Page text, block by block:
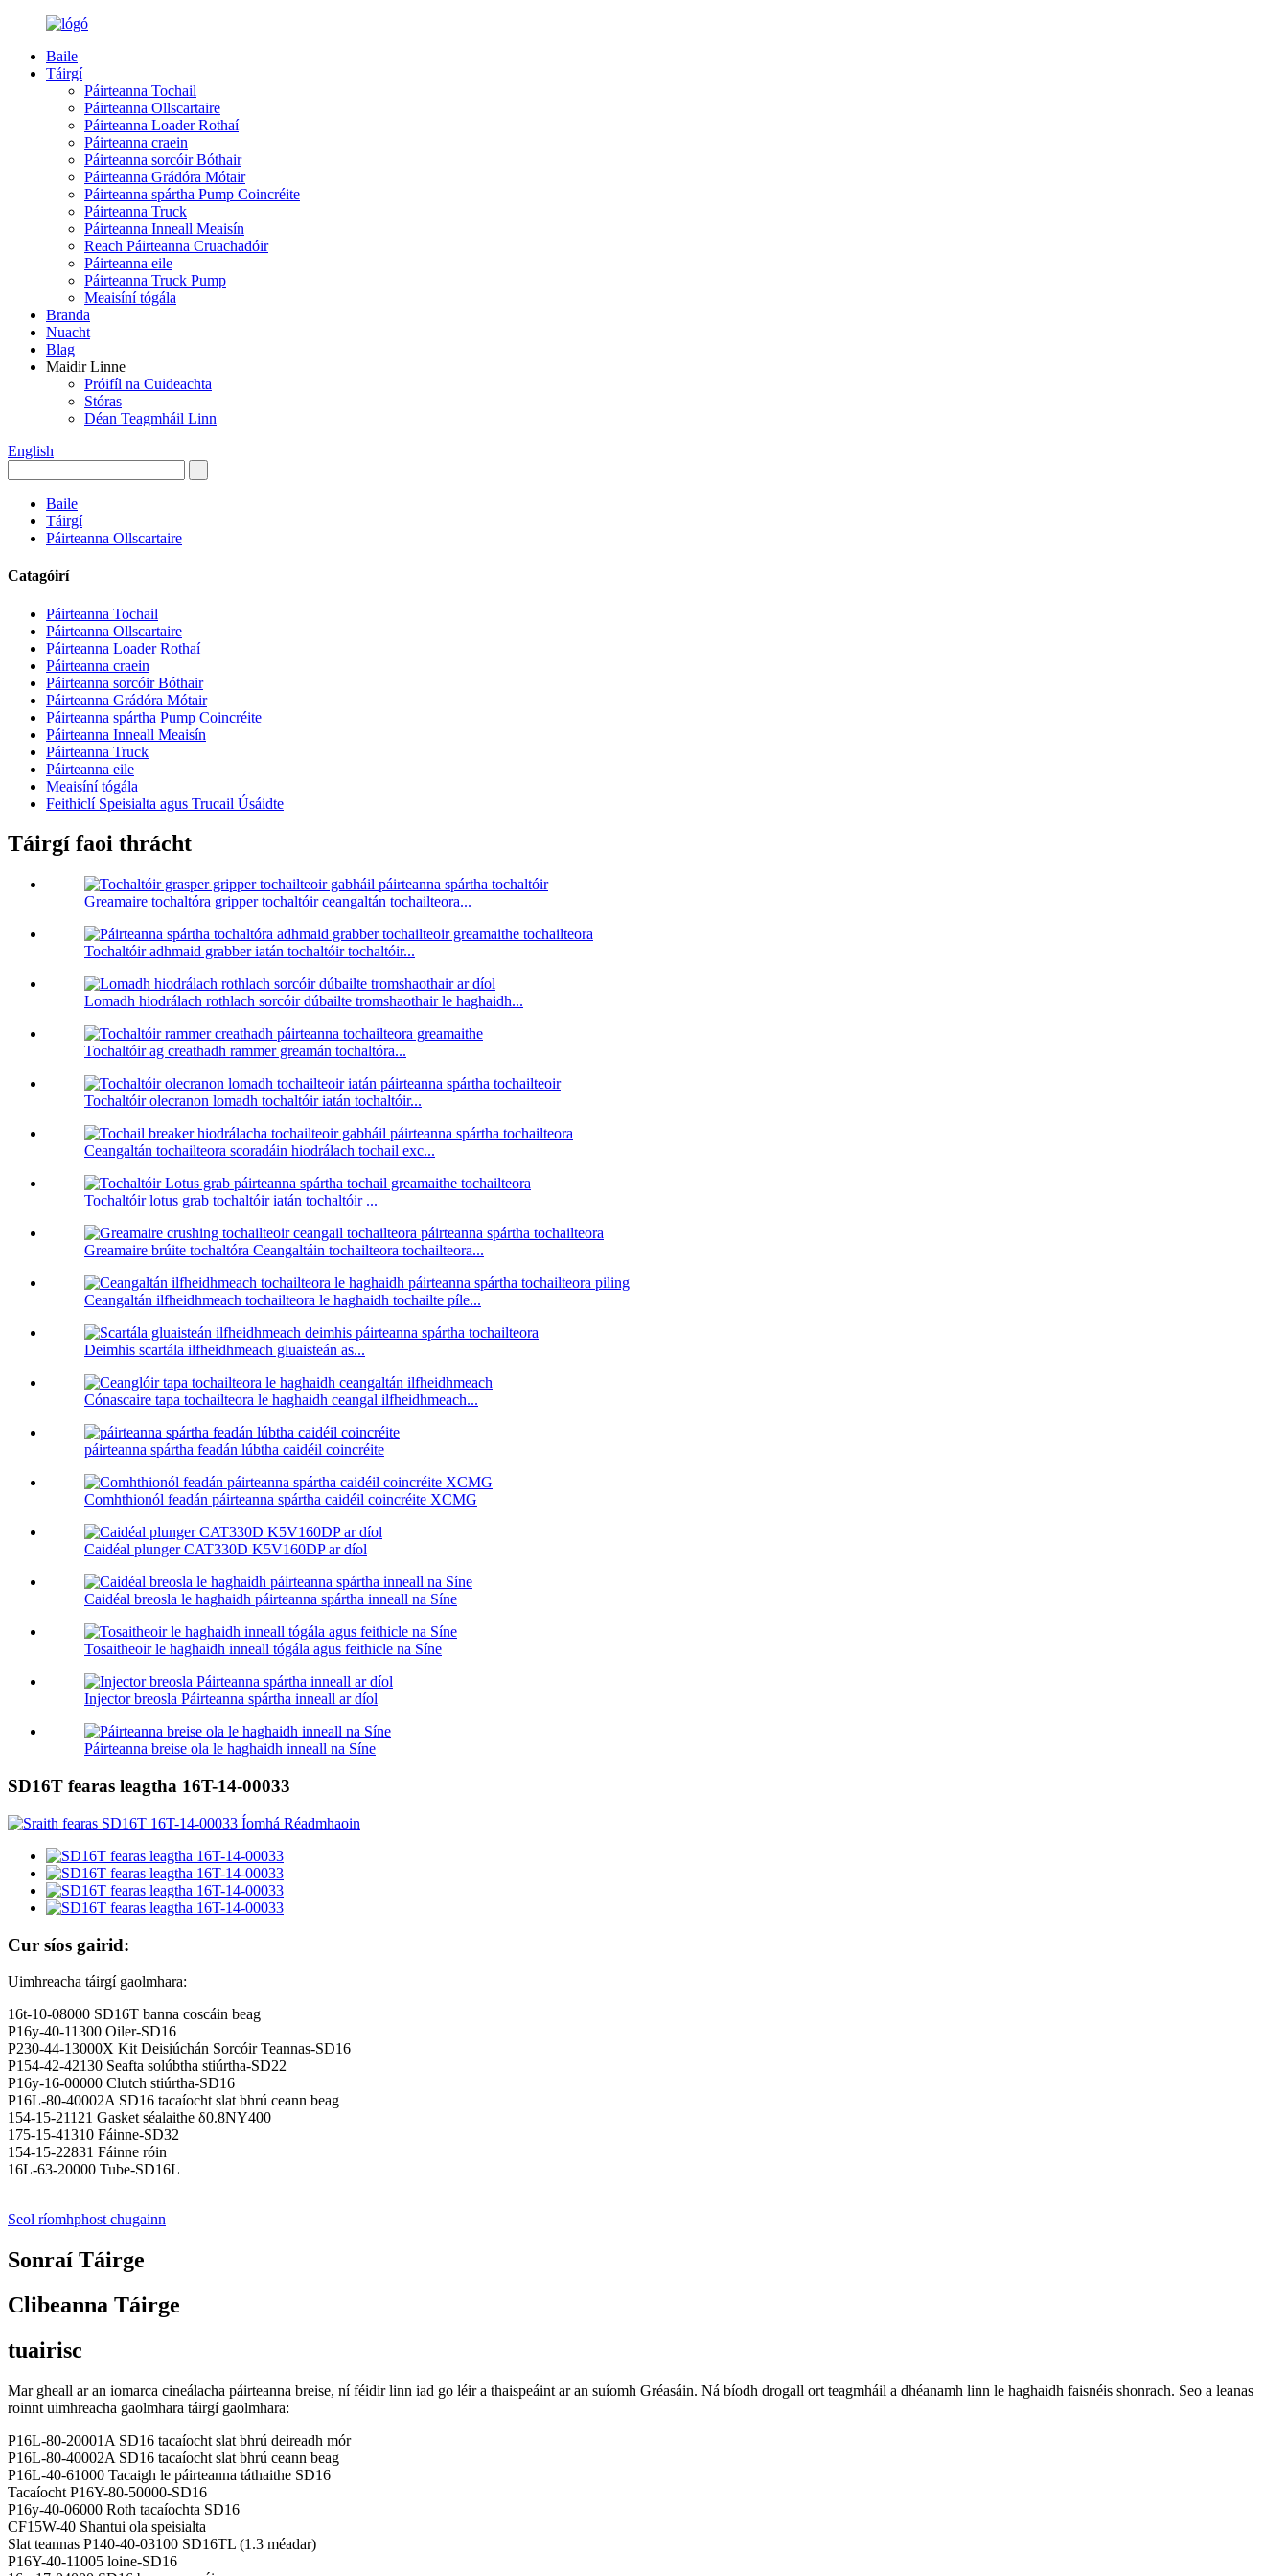
Baile
Táirgí
Páirteanna Tochail
Páirteanna Ollscartaire
Páirteanna Loader Rothaí
Páirteanna craein
Páirteanna sorcóir Bóthair
Páirteanna Grádóra Mótair
Páirteanna spártha Pump Coincréite
Páirteanna Truck
Páirteanna Inneall Meaisín
Reach Páirteanna Cruachadóir
Páirteanna eile
Páirteanna Truck Pump
Meaisíní tógála
Branda
Nuacht
Blag
Maidir Linne
Próifíl na Cuideachta
Stóras
Déan Teagmháil Linn
English
Baile
Táirgí
Páirteanna Ollscartaire
Catagóirí
Páirteanna Tochail
Páirteanna Ollscartaire
Páirteanna Loader Rothaí
Páirteanna craein
Páirteanna sorcóir Bóthair
Páirteanna Grádóra Mótair
Páirteanna spártha Pump Coincréite
Páirteanna Inneall Meaisín
Páirteanna Truck
Páirteanna eile
Meaisíní tógála
Feithiclí Speisialta agus Trucail Úsáidte
Táirgí faoi thrácht
Greamaire tochaltóra gripper tochaltóir ceangaltán tochailteora...
Tochaltóir adhmaid grabber iatán tochaltóir tochaltóir...
Lomadh hiodrálach rothlach sorcóir dúbailte tromshaothair le haghaidh...
Tochaltóir ag creathadh rammer greamán tochaltóra...
Tochaltóir olecranon lomadh tochaltóir iatán tochaltóir...
Ceangaltán tochailteora scoradáin hiodrálach tochail exc...
Tochaltóir lotus grab tochaltóir iatán tochaltóir ...
Greamaire brúite tochaltóra Ceangaltáin tochailteora tochailteora...
Ceangaltán ilfheidhmeach tochailteora le haghaidh tochailte píle...
Deimhis scartála ilfheidhmeach gluaisteán as...
Cónascaire tapa tochailteora le haghaidh ceangal ilfheidhmeach...
páirteanna spártha feadán lúbtha caidéil coincréite
Comhthionól feadán páirteanna spártha caidéil coincréite XCMG
Caidéal plunger CAT330D K5V160DP ar díol
Caidéal breosla le haghaidh páirteanna spártha inneall na Síne
Tosaitheoir le haghaidh inneall tógála agus feithicle na Síne
Injector breosla Páirteanna spártha inneall ar díol
Páirteanna breise ola le haghaidh inneall na Síne
SD16T fearas leagtha 16T-14-00033
Cur síos gairid:
Uimhreacha táirgí gaolmhara:
16t-10-08000 SD16T banna coscáin beag
P16y-40-11300 Oiler-SD16
P230-44-13000X Kit Deisiúchán Sorcóir Teannas-SD16
P154-42-42130 Seafta solúbtha stiúrtha-SD22
P16y-16-00000 Clutch stiúrtha-SD16
P16L-80-40002A SD16 tacaíocht slat bhrú ceann beag
154-15-21121 Gasket séalaithe δ0.8NY400
175-15-41310 Fáinne-SD32
154-15-22831 Fáinne róin
16L-63-20000 Tube-SD16L
Seol ríomhphost chugainn
Sonraí Táirge
Clibeanna Táirge
tuairisc
Mar gheall ar an iomarca cineálacha páirteanna breise, ní féidir linn iad go léir a thaispeáint ar an suíomh Gréasáin. Ná bíodh drogall ort teagmháil a dhéanamh linn le haghaidh faisnéis shonrach. Seo a leanas
roinnt uimhreacha gaolmhara táirgí gaolmhara:
P16L-80-20001A SD16 tacaíocht slat bhrú deireadh mór
P16L-80-40002A SD16 tacaíocht slat bhrú ceann beag
P16L-40-61000 Tacaigh le páirteanna táthaithe SD16
Tacaíocht P16Y-80-50000-SD16
P16y-40-06000 Roth tacaíochta SD16
CF15W-40 Shantui ola speisialta
Slat teannas P140-40-03100 SD16TL (1.3 méadar)
P16Y-40-11005 loine-SD16